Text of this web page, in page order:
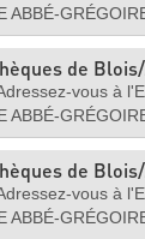
ABBÉ-
de
vous à
ABBÉ-
de
vous à
ABBÉ-